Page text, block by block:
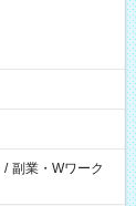
/ 副業・Wワーク